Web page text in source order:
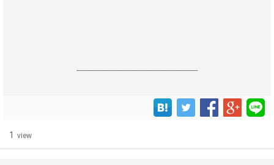
------------------------------------------------------------------
1 view